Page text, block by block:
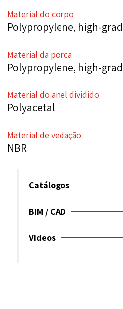
Material do corpo
Polypropylene, high-
Material da porca
Polypropylene, high-
Material do anel dividido
Polyacetal
Material de vedação
NBR
Catálogos
BIM / CAD
Videos